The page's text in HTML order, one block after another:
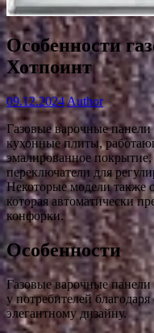
Особенности
Хотпоинт
09.12.2024Author
Газовые варочные
кухонные плиты,
эмалированное
переключатели для
Некоторые модели также
которая автоматически
конфорки.
Особенности
Газовые варочные
у потребителей
элегантному дизайну.